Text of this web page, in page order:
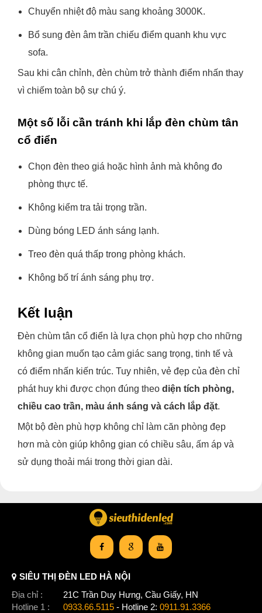
Chuyển nhiệt độ màu sang khoảng 3000K.
Bổ sung đèn âm trần chiếu điểm quanh khu vực
sofa.
Sau khi cân chỉnh, đèn chùm trở thành điểm nhấn thay
vì chiếm toàn bộ sự chú ý.
Một số lỗi cần tránh khi lắp đèn chùm tân
cổ điển
Chọn đèn theo giá hoặc hình ảnh mà không đo
phòng thực tế.
Không kiểm tra tải trọng trần.
Dùng bóng LED ánh sáng lạnh.
Treo đèn quá thấp trong phòng khách.
Không bố trí ánh sáng phụ trợ.
Kết luận
Đèn chùm tân cổ điển là lựa chọn phù hợp cho những
không gian muốn tạo cảm giác sang trọng, tinh tế và
có điểm nhấn kiến trúc. Tuy nhiên, vẻ đẹp của đèn chỉ
phát huy khi được chọn đúng theo diện tích phòng,
chiều cao trần, màu ánh sáng và cách lắp đặt.
Một bộ đèn phù hợp không chỉ làm căn phòng đẹp
hơn mà còn giúp không gian có chiều sâu, ấm áp và
sử dụng thoải mái trong thời gian dài.
SIÊU THỊ ĐÈN LED HÀ NỘI
Địa chỉ :
21C Trần Duy Hưng, Cầu Giấy, HN
Hotline 1 :
0933.66.5115 - Hotline 2: 0911.91.3366